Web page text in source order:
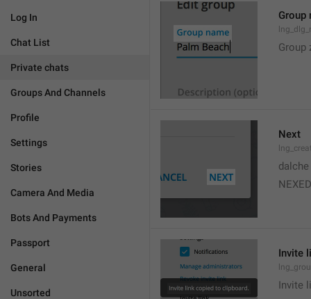
Log In
Chat List
Private chats
Groups And Channels
Profile
Settings
Stories
Camera And Media
Bots And Payments
Passport
General
Unsorted
Group
Group
Next
dalche
NEXED
Invite
Invite